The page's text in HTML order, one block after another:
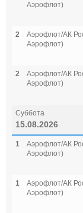
Аэрофлот)
2
Аэрофлот/АК
Аэрофлот)
2
Аэрофлот/АК
Аэрофлот)
Суббота
15.08.2026
1
Аэрофлот/АК
Аэрофлот)
1
Аэрофлот/АК
Аэрофлот)